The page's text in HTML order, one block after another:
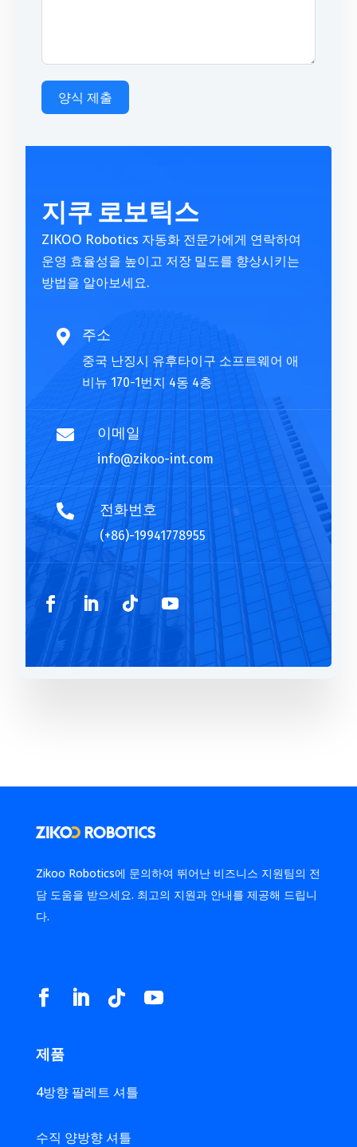
양식 제출
e
n
a
t
지쿠 로보틱스
ZIKOO Robotics 자동화 전문가에게 연락하여
운영 효율성을 높이고 저장 밀도를 향상시키는
방법을 알아보세요.
 주소
중국 난징시 유후타이구 소프트웨어 애
비뉴 170-1번지 4동 4층
 이메일
info@zikoo-int.com
 전화번호
(+86)-19941778955
Zikoo Robotics에 문의하여 뛰어난 비즈니스 지원팀의 전
담 도움을 받으세요. 최고의 지원과 안내를 제공해 드립니
다.
제품
4방향 팔레트 셔틀
수직 양방향 셔틀